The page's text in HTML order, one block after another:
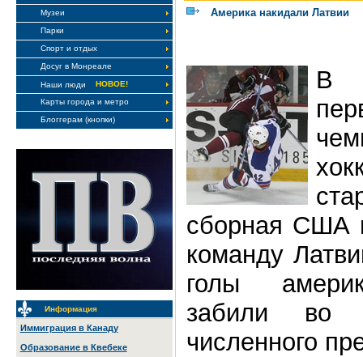
Музеи
Парки
Спорт и отдых
Досуг в Монреале
Наши люди
НОВОЕ!
Карты города и метро
Блоггерам (кнопки)
Информация
Иммиграция в Канаду
Образование в Квебеке
Америка накидали Латвии
В
сборная США
команду
голы
забили во
численного